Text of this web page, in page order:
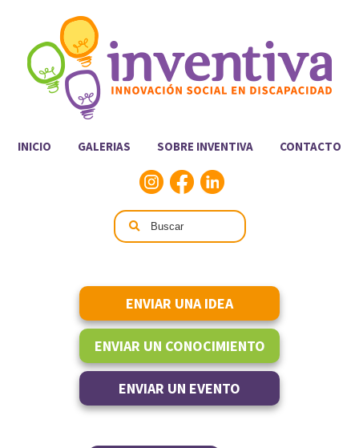
INICIO GALERIAS SOBRE INVENTIVA CONTACTO
ENVIAR UNA IDEA
ENVIAR UN CONOCIMIENTO
ENVIAR UN EVENTO